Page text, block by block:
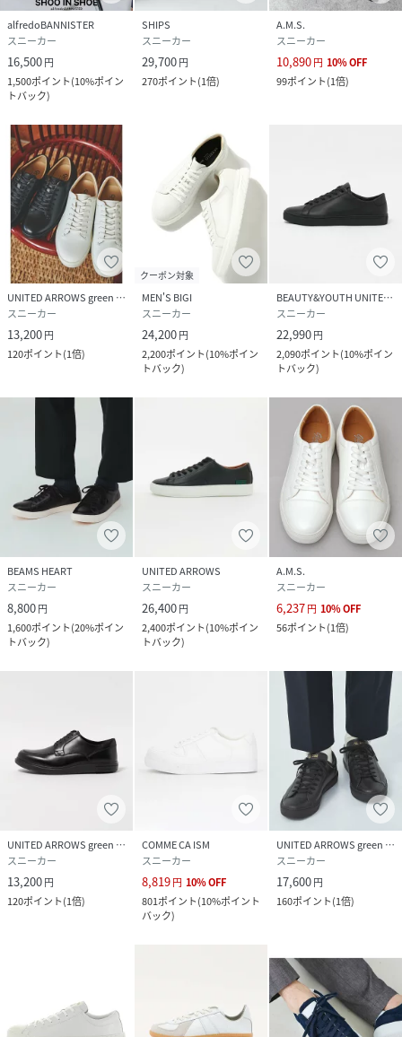
alfredoBANNISTER
スニーカー
16,500円
1,500ポイント(10%ポイン
トバック)
SHIPS
スニーカー
29,700円
270ポイント(1倍)
A.M.S.
スニーカー
10,890円 10%OFF
99ポイント(1倍)
UNITED ARROWS green label relaxing
スニーカー
13,200円
120ポイント(1倍)
クーポン対象
MEN'S BIGI
スニーカー
24,200円
2,200ポイント(10%ポイン
トバック)
BEAUTY&YOUTH UNITED ARROWS
スニーカー
22,990円
2,090ポイント(10%ポイン
トバック)
BEAMS HEART
スニーカー
8,800円
1,600ポイント(20%ポイン
トバック)
UNITED ARROWS
スニーカー
26,400円
2,400ポイント(10%ポイン
トバック)
A.M.S.
スニーカー
6,237円 10%OFF
56ポイント(1倍)
UNITED ARROWS green label relaxing
スニーカー
13,200円
120ポイント(1倍)
COMME CA ISM
スニーカー
8,819円 10%OFF
801ポイント(10%ポイント
バック)
UNITED ARROWS green label relaxing
スニーカー
17,600円
160ポイント(1倍)